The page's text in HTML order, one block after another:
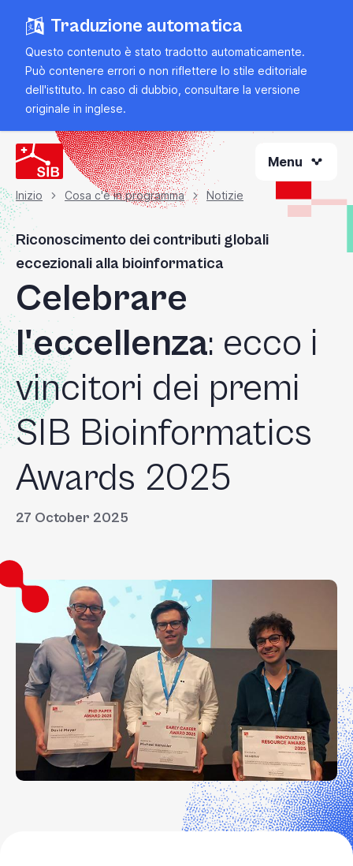
contenuto
principale
Traduzione automatica
Questo contenuto è stato tradotto automaticamente.
Può contenere errori o non riflettere lo stile editoriale
dell'istituto. In caso di dubbio, consultare la versione
originale in inglese.
Menu
Briciola
di
pane
Inizio Cosa c'è in programma Notizie
Riconoscimento dei contributi globali
eccezionali alla bioinformatica
Celebrare
l'eccellenza: ecco i
vincitori dei premi
SIB Bioinformatics
Awards 2025
27 October 2025